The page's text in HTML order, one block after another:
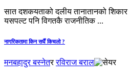
सात दशकयताको दलीय तानातानको शिकार
यसपल्ट पनि विगतकै राजनीतिक ...
नागरिकतामा किन सधैँ किचलो ?
मनबहादुर बस्नेतररविराज बराल